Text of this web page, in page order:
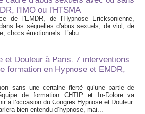
l'IMO ou l'HTSMA
de l'EMDR, de l'Hypnose Ericksonienne,
les séquelles d'abus sexuels, de viol, de
chocs émotionnels. L’abu...
et Douleur à Paris. 7 interventions
formation en Hypnose et EMDR,
sans une certaine fierté qu’une partie de
de formation CHTIP et In-Dolore va
à l’occasion du Congrès Hypnose et Douleur.
bien entendu d’hypnose, mai...